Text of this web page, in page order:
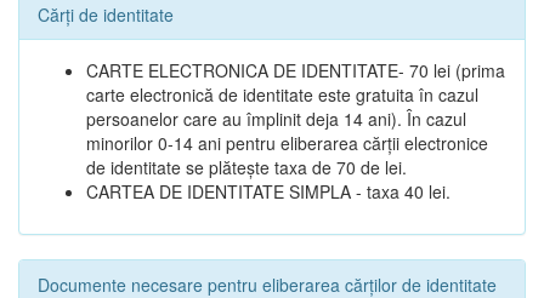
Cărți de identitate
CARTE ELECTRONICA DE IDENTITATE- 70 lei (prima
carte electronică de identitate este gratuita în cazul
persoanelor care au împlinit deja 14 ani). În cazul
minorilor 0-14 ani pentru eliberarea cărții electronice
de identitate se plătește taxa de 70 de lei.
CARTEA DE IDENTITATE SIMPLA - taxa 40 lei.
Documente necesare pentru eliberarea cărților de identitate